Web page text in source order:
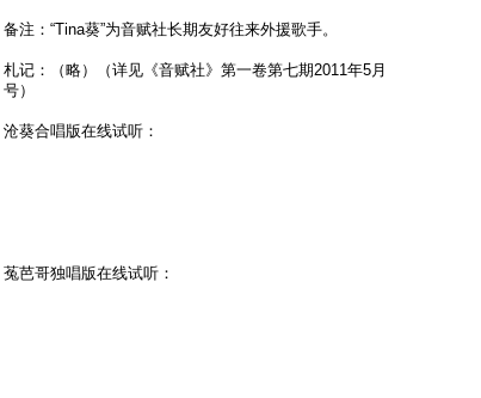
备注：“Tina葵”为音赋社长期友好往来外援歌手。
札记：（略）（详见《音赋社》第一卷第七期2011年5月
号）
沧葵合唱版在线试听：
菟芭哥独唱版在线试听：